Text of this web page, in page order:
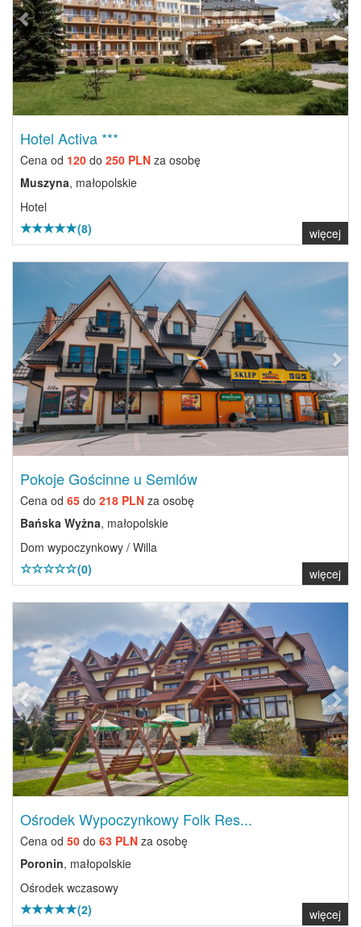
Hotel Activa ***
Cena od 120 do 250 PLN za osobę
Muszyna, małopolskie
Hotel
(8)
więcej
Previous Next
Pokoje Gościnne u Semlów
Cena od 65 do 218 PLN za osobę
Bańska Wyżna, małopolskie
Dom wypoczynkowy / Willa
(0)
więcej
Ośrodek Wypoczynkowy Folk Res...
Cena od 50 do 63 PLN za osobę
Poronin, małopolskie
Ośrodek wczasowy
(2)
więcej